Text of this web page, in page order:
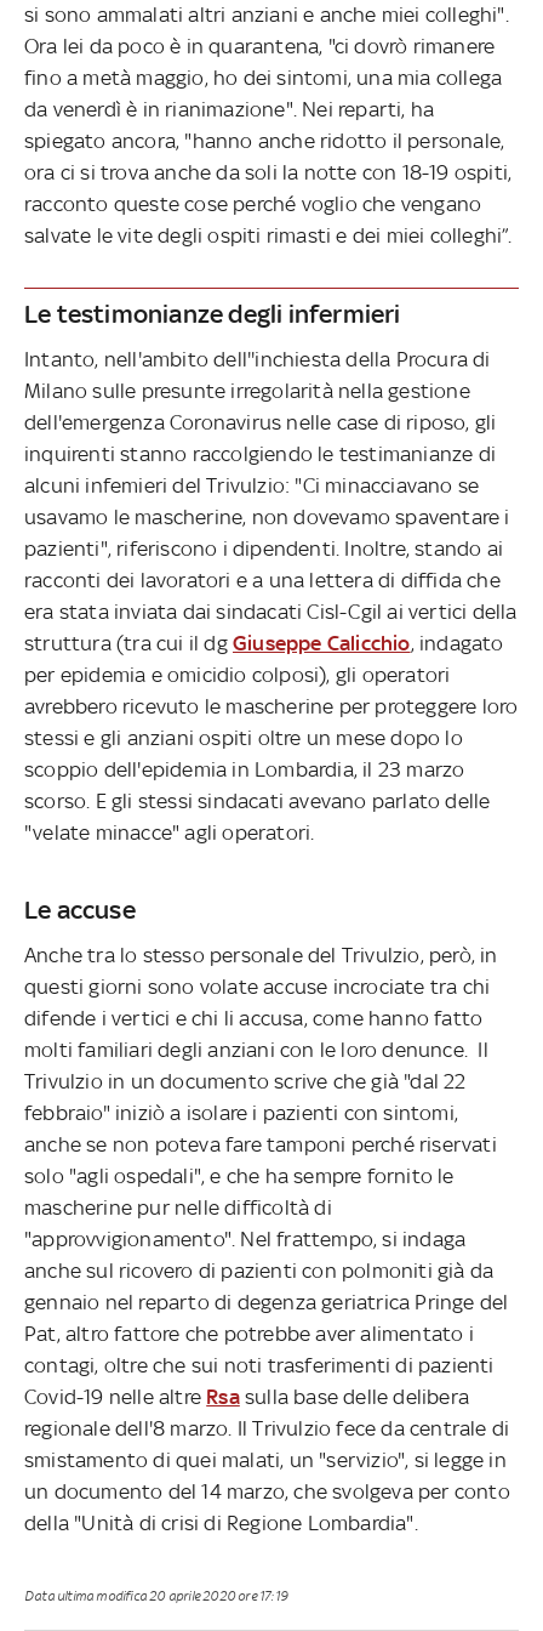
si sono ammalati altri anziani e anche miei colleghi".
Ora lei da poco è in quarantena, "ci dovrò rimanere
fino a metà maggio, ho dei sintomi, una mia collega
da venerdì è in rianimazione". Nei reparti, ha
spiegato ancora, "hanno anche ridotto il personale,
ora ci si trova anche da soli la notte con 18-19 ospiti,
racconto queste cose perché voglio che vengano
salvate le vite degli ospiti rimasti e dei miei colleghi”.
Le testimonianze degli infermieri
Intanto, nell'ambito dell''inchiesta della Procura di
Milano sulle presunte irregolarità nella gestione
dell'emergenza Coronavirus nelle case di riposo, gli
inquirenti stanno raccolgiendo le testimanianze di
alcuni infemieri del Trivulzio: "Ci minacciavano se
usavamo le mascherine, non dovevamo spaventare i
pazienti", riferiscono i dipendenti. Inoltre, stando ai
racconti dei lavoratori e a una lettera di diffida che
era stata inviata dai sindacati Cisl-Cgil ai vertici della
struttura (tra cui il dg Giuseppe Calicchio, indagato
per epidemia e omicidio colposi), gli operatori
avrebbero ricevuto le mascherine per proteggere loro
stessi e gli anziani ospiti oltre un mese dopo lo
scoppio dell'epidemia in Lombardia, il 23 marzo
scorso. E gli stessi sindacati avevano parlato delle
"velate minacce" agli operatori.
Le accuse
Anche tra lo stesso personale del Trivulzio, però, in
questi giorni sono volate accuse incrociate tra chi
difende i vertici e chi li accusa, come hanno fatto
molti familiari degli anziani con le loro denunce. Il
Trivulzio in un documento scrive che già "dal 22
febbraio" iniziò a isolare i pazienti con sintomi,
anche se non poteva fare tamponi perché riservati
solo "agli ospedali", e che ha sempre fornito le
mascherine pur nelle difficoltà di
"approvvigionamento". Nel frattempo, si indaga
anche sul ricovero di pazienti con polmoniti già da
gennaio nel reparto di degenza geriatrica Pringe del
Pat, altro fattore che potrebbe aver alimentato i
contagi, oltre che sui noti trasferimenti di pazienti
Covid-19 nelle altre Rsasulla base delle delibera
regionale dell'8 marzo. Il Trivulzio fece da centrale di
smistamento di quei malati, un "servizio", si legge in
un documento del 14 marzo, che svolgeva per conto
della "Unità di crisi di Regione Lombardia".
Data ultima modifica 20 aprile 2020 ore 17:19